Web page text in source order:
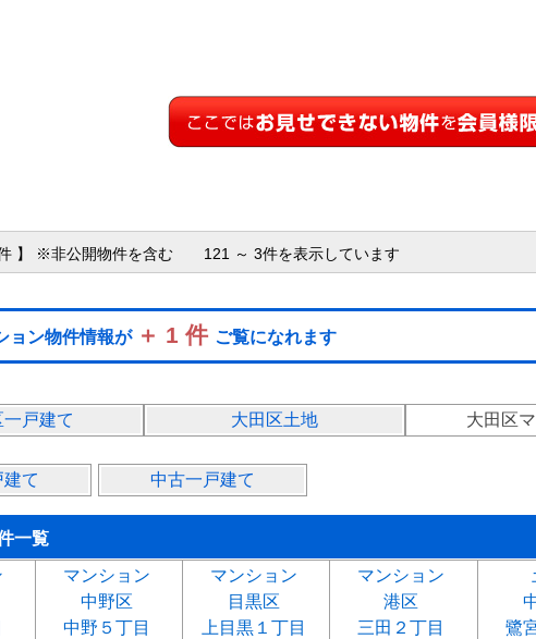
】 ※非公開物件を含む 121 ～ 3件を表示しています
ョン物件情報が ＋ 1 件 ご覧になれます
一戸建て 大田区土地 大田区
て 中古一戸建て
一覧
マンション
中野区
中野５丁目
マンション
目黒区
上目黒１丁目
マンション
港区
三田２丁目
鷺